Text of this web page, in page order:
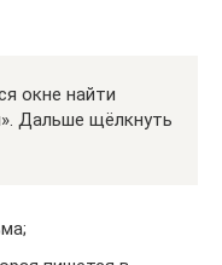
окне найти
Дальше щёлкнуть